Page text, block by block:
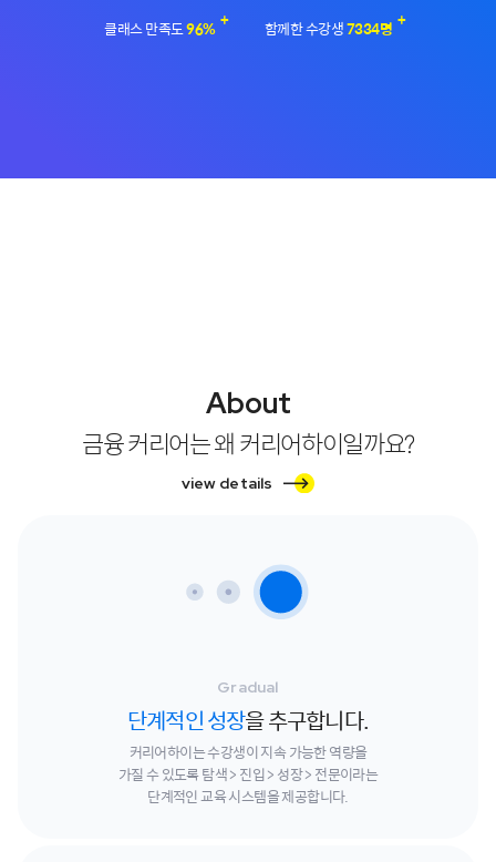
클래스 만족도96% + 함께한 수강생7334명 +
About
금융 커리어는 왜 커리어하이일까요?
view details
Gradual
단계적인 성장을 추구합니다.
커리어하이는 수강생이 지속 가능한 역량을
가질 수 있도록탐색 > 진입 > 성장 > 전문이라는
단계적인 교육 시스템을 제공합니다.